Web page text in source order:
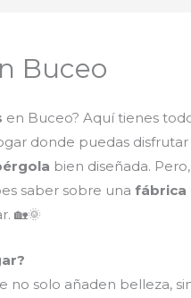
Buceo
en Buceo? Aquí tienes
donde puedas
bien diseñada.
saber sobre una fábrica
🏡🌞
no solo añaden belleza,